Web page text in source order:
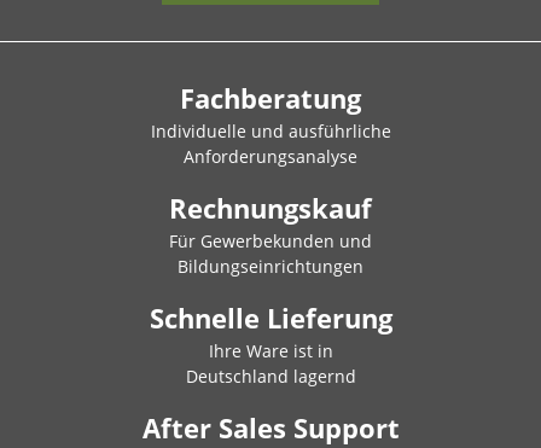
Fachberatung
Individuelle und ausführliche
Anforderungsanalyse
Rechnungskauf
Für Gewerbekunden und
Bildungseinrichtungen
Schnelle Lieferung
Ihre Ware ist in
Deutschland lagernd
After Sales Support